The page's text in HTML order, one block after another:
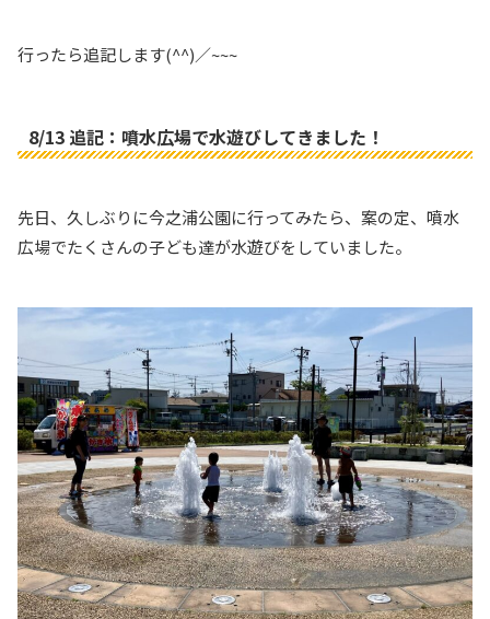
行ったら追記します(^^)／~~~
8/13 追記：噴水広場で水遊びしてきました！
先日、久しぶりに今之浦公園に行ってみたら、案の定、噴水
広場でたくさんの子ども達が水遊びをしていました。